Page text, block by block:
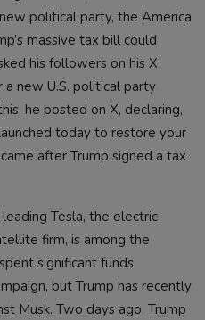
political party, the America
massive tax bill could
his followers on his X
new U.S. political party
he posted on X, declaring,
today to restore your
after Trump signed a tax
Tesla, the electric
firm, is among the
significant funds
but Trump has recently
Musk. Two days ago, Trump